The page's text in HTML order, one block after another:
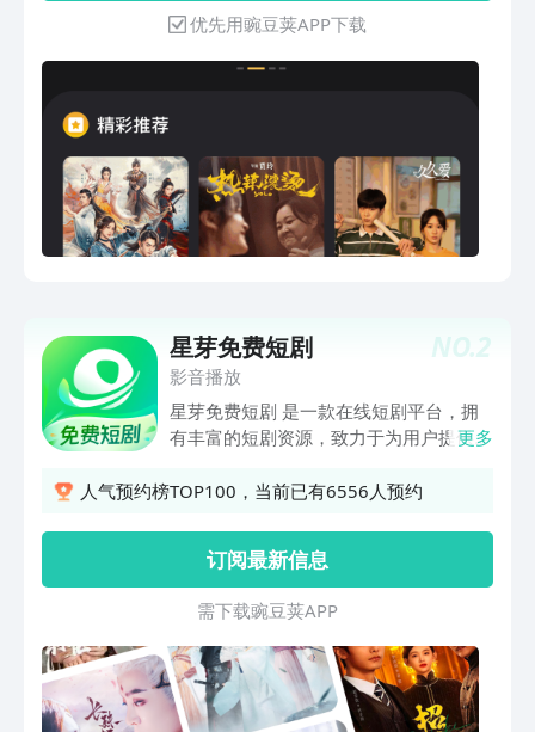
优质的观看体验！
优先用豌豆荚APP下载
NO.2
星芽免费短剧
影音播放
星芽免费短剧 是一款在线短剧平台，拥
有丰富的短剧资源，致力于为用户提供高
【免费短剧】全场热门短剧免费观看，都
到、观看、收藏都赚金币，提现秒到账，
看得越多赚得越多~·【简洁流畅】操作简
单，竖屏体验，支持滑动切换、自动选集
播放等，给您带来流畅体验~【丰富榜
单】分类清晰明了快速帮你找到精彩热门
短剧~
更多
人气预约榜TOP100，当前已有6556人预约
订阅最新信息
需 下 载 豌 豆 荚 A P P